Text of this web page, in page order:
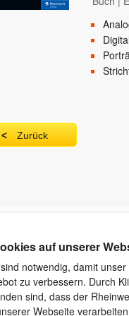
auf unserer
notwendig, damit
zu verbessern. Durch
sind, dass der
Webseite
Zurück
und Autoren
Für